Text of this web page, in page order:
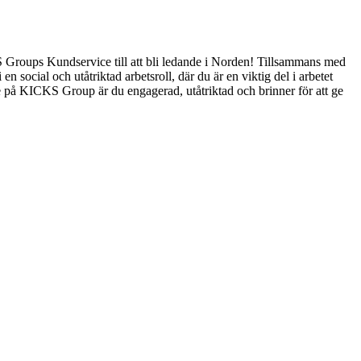
Kundservice till att bli ledande i Norden! Tillsammans med
social och utåtriktad arbetsroll, där du är en viktig del i arbetet
KICKS Group är du engagerad, utåtriktad och brinner för att ge